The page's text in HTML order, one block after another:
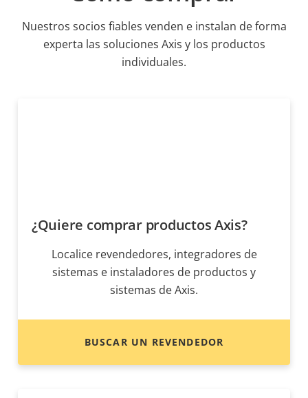
Nuestros socios fiables venden e instalan de forma
experta las soluciones Axis y los productos
individuales.
¿Quiere comprar productos Axis?
Localice revendedores, integradores de
sistemas e instaladores de productos y
sistemas de Axis.
BUSCAR UN REVENDEDOR